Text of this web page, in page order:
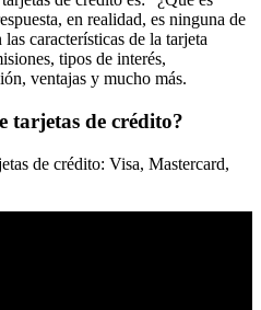
en realidad, es ninguna de
características de la tarjeta
tipos de interés,
ventajas y mucho más.
tarjetas de crédito?
de crédito: Visa, Mastercard,